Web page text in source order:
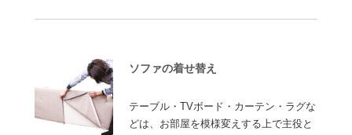
ソファの着せ替え
テーブル・TVボード・カーテン・ラグな
どは、お部屋を模様変えする上で主役と